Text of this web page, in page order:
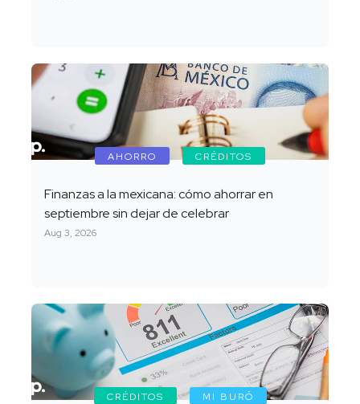
AHORRO CRÉDITOS
Finanzas a la mexicana: cómo ahorrar en
septiembre sin dejar de celebrar
Aug 3, 2026
CRÉDITOS MI BURÓ